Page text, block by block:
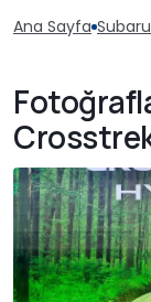
Ana Sayfa Subaru